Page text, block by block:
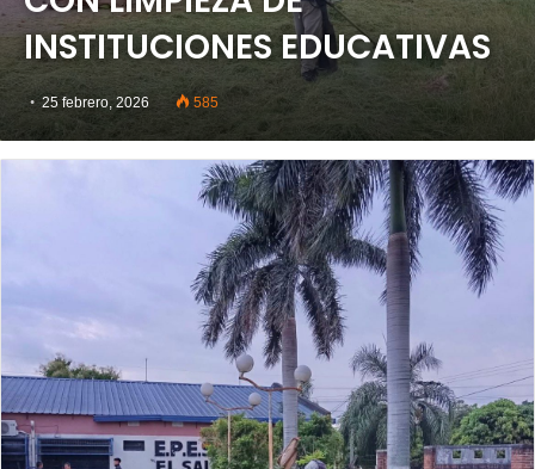
INSTITUCIONES EDUCATIVAS
25 febrero, 2026 585